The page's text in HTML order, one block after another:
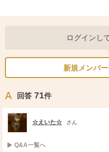
ログインし
新規メンバ
回答 71件
☆えいた☆ さん
Q&A一覧へ